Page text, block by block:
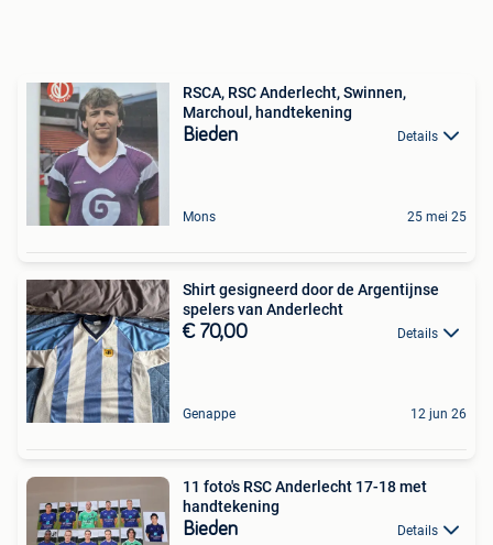
RSCA, RSC Anderlecht, Swinnen,
Marchoul, handtekening
Bieden Details
Mons 25 mei 25
Shirt gesigneerd door de Argentijnse
spelers van Anderlecht
€ 70,00 Details
Genappe 12 jun 26
11 foto's RSC Anderlecht 17-18 met
handtekening
Bieden Details